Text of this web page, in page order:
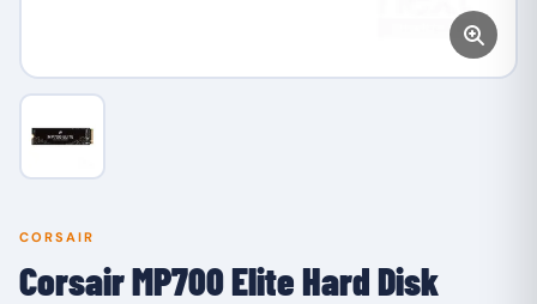
CORSAIR
Corsair MP700 Elite Hard Disk